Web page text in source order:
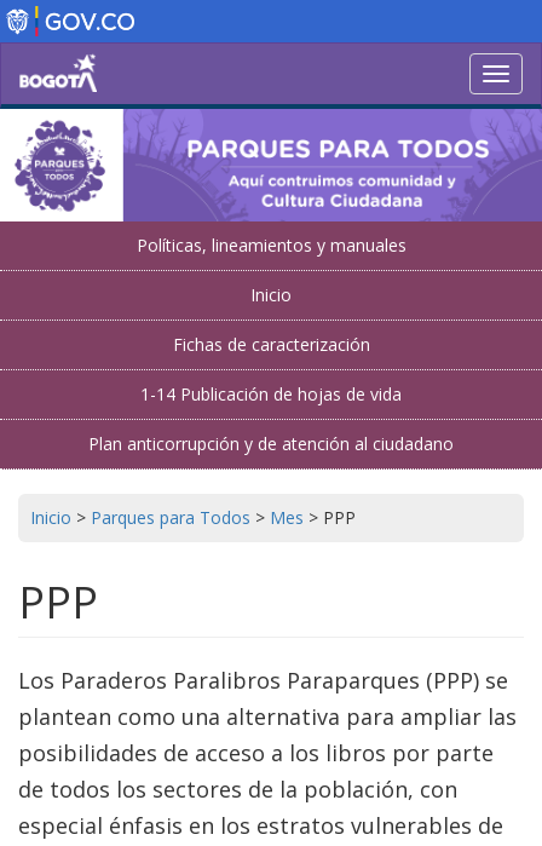
Pasar
al
contenido
principal
Políticas, lineamientos y manuales
Inicio
Fichas de caracterización
1-14 Publicación de hojas de vida
Plan anticorrupción y de atención al ciudadano
Inicio > Parques para Todos > Mes > PPP
PPP
Los Paraderos Paralibros Paraparques (PPP) se
plantean como una alternativa para ampliar las
posibilidades de acceso a los libros por parte
de todos los sectores de la población, con
especial énfasis en los estratos vulnerables de